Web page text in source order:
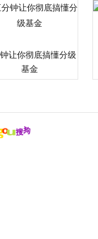
让你彻底搞懂分级
基金